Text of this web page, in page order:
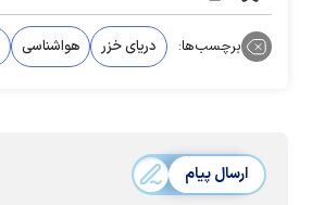
برچسب‌ها: دریای خزر هواشناسی
ارسال پیام